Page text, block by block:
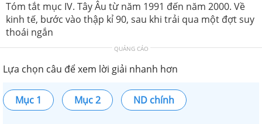
Tóm tắt mục IV. Tây Âu từ năm 1991 đến năm 2000. Về
kinh tế, bước vào thập kỉ 90, sau khi trải qua một đợt suy
thoái ngắn
QUẢNG CÁO
Lựa chọn câu để xem lời giải nhanh hơn
Mục 1 Mục 2 ND chính